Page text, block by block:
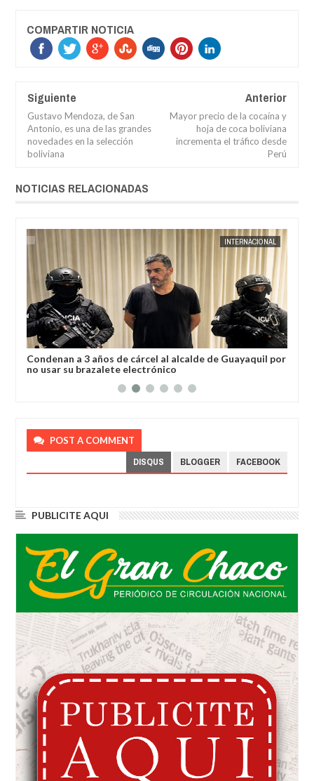
COMPARTIR NOTICIA
Siguiente
Gustavo Mendoza, de San
Antonio, es una de las grandes
novedades en la selección
boliviana
Anterior
Mayor precio de la cocaína y
hoja de coca boliviana
incrementa el tráfico desde
Perú
NOTICIAS RELACIONADAS
INTERNACIONAL
Condenan a 3 años de cárcel al alcalde de Guayaquil por
no usar su brazalete electrónico
JORGE
POST A COMMENT
DISQUS BLOGGER FACEBOOK
PUBLICITE AQUI